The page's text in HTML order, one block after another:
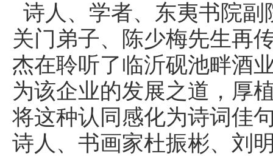
诗人、学者、东夷书院
关门弟子、陈少梅先生再
杰在聆听了临沂砚池畔酒
为该企业的发展之道，厚
将这种认同感化为诗词佳
诗人、书画家杜振彬、刘